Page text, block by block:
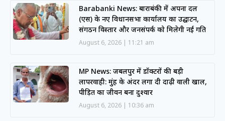
Barabanki News: बाराबंकी में अपना दल
(एस) के नए विधानसभा कार्यालय का उद्घाटन,
संगठन विस्तार और जनसंपर्क को मिलेगी नई गति
August 6, 2026 11:21 am
MP News: जबलपुर में डॉक्टरों की बड़ी
लापरवाही: मुंह के अंदर लगा दी दाढ़ी वाली खाल,
पीड़ित का जीवन बना दुश्वार
August 6, 2026 10:36 am